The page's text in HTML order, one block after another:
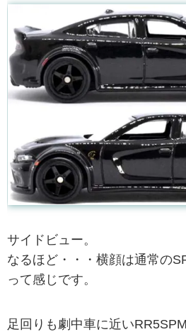
サイドビュー。
なるほど・・・横顔は通常の
って感じです。
足回りも劇中車に近い